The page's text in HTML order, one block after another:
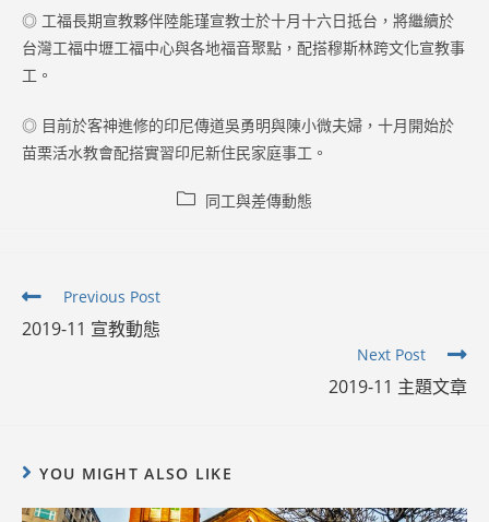
◎ 工福長期宣教夥伴陸能瑾宣教士於十月十六日抵台，將繼續於
台灣工福中壢工福中心與各地福音聚點，配搭穆斯林跨文化宣教事
工。
◎ 目前於客神進修的印尼傳道吳勇明與陳小微夫婦，十月開始於
苗栗活水教會配搭實習印尼新住民家庭事工。
Post 同工與差傳動態
Read
articles
Previous Post
2019-11 宣教動態
Next Post
2019-11 主題文章
YOU MIGHT ALSO LIKE